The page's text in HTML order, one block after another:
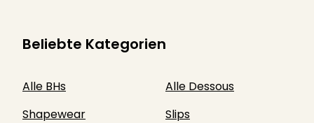
Beliebte Kategorien
Alle BHs
Alle Dessous
Shapewear
Slips